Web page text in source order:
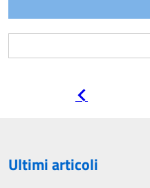
Ultimi articoli